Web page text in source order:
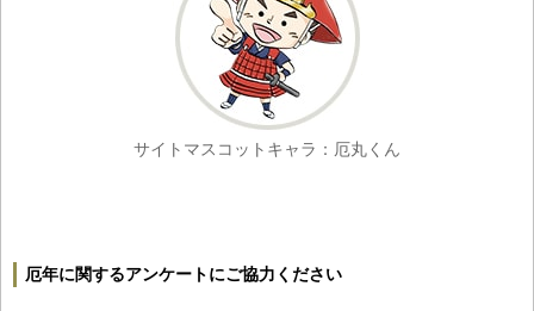
サイトマスコットキャラ：厄丸くん
厄年に関するアンケートにご協力ください